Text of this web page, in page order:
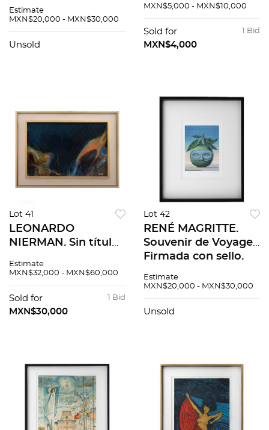
totales
Estimate
MXN$20,000 - MXN$30,000
Unsold
96. Grabado 398 /
imagen / 36 x 54 cm
papel
MXN$5,000 - MXN$10,000
1 Bid
Sold for
MXN$4,000
Lot 41
LEONARDO
NIERMAN. Sin título.
sobre masonite. 39 x
Estimate
MXN$32,000 - MXN$60,000
1 Bid
Sold for
MXN$30,000
Lot 42
RENÉ MAGRITTE.
Souvenir de Voyage.
Firmada con sello.
edición póstuma. 33
44 x 30 cm papel
Estimate
MXN$20,000 - MXN$30,000
Unsold